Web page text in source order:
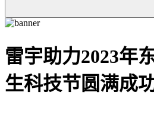
雷宇助力2023年
生科技节圆满成功